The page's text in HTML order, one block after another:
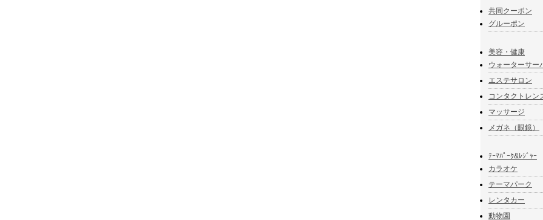
共同クーポン
グルーポン
美容・健康
ウォーターサー
エステサロン
コンタクトレン
マッサージ
メガネ（眼鏡）
ﾃｰﾏﾊﾟｰｸ&ﾚｼﾞｬｰ
カラオケ
テーマパーク
レンタカー
動物園